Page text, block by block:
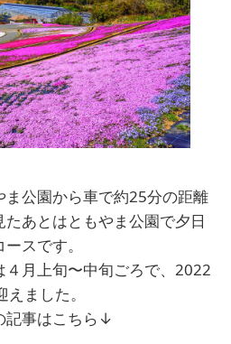
公園から車で約25分の距離
あとはともやま公園で夕日
スです。
月上旬〜中旬ごろで、2022
ました。
記事はこちら↓